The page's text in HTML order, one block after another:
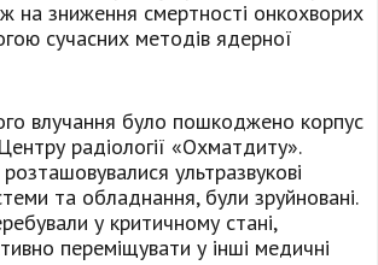
на зниження смертності онкохворих
сучасних методів ядерної
влучання було пошкоджено корпус
радіології «Охматдиту».
ультразвукові
та обладнання, були зруйновані.
у критичному стані,
переміщувати у інші медичні